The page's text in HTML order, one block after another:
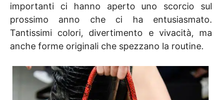
importanti ci hanno aperto uno scorcio sul
prossimo anno che ci ha entusiasmato.
Tantissimi colori, divertimento e vivacità, ma
anche forme originali che spezzano la routine.